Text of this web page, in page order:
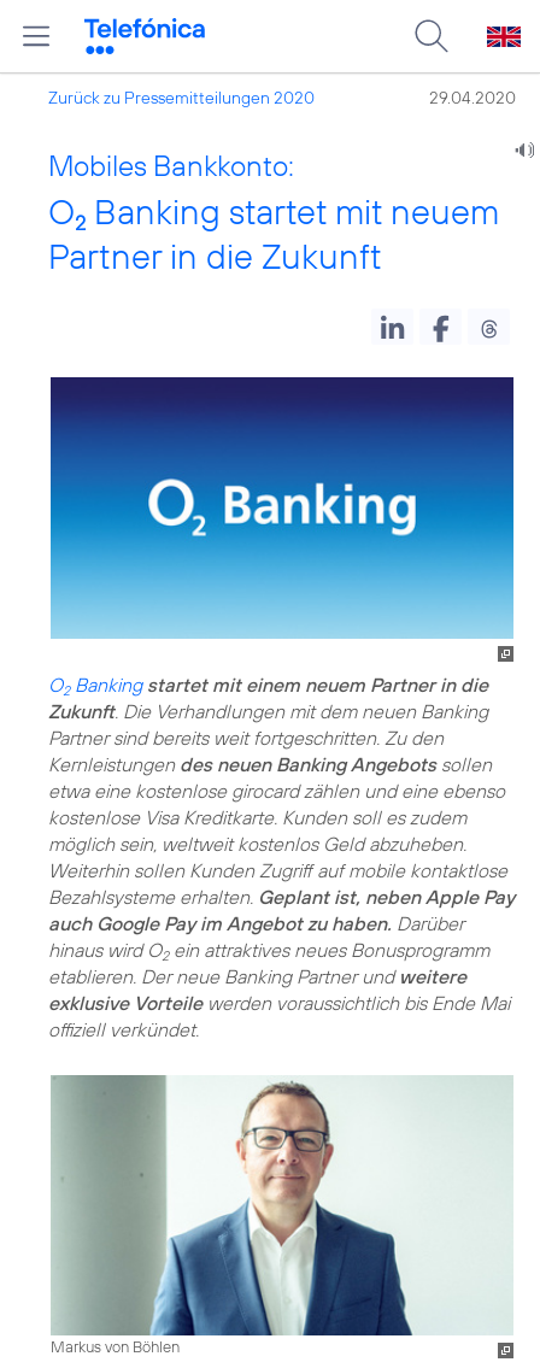
Zurück zu Pressemitteilungen 2020 29.04.2020
Mobiles Bankkonto:
O2 Banking startet mit neuem
Partner in die Zukunft
O2Banking startet mit einem neuem Partner in die
Zukunft. Die Verhandlungen mit dem neuen Banking
Partner sind bereits weit fortgeschritten. Zu den
Kernleistungen des neuen Banking Angebotssollen
etwa eine kostenlose girocard zählen und eine ebenso
kostenlose Visa Kreditkarte. Kunden soll es zudem
möglich sein, weltweit kostenlos Geld abzuheben.
Weiterhin sollen Kunden Zugriff auf mobile kontaktlose
Bezahlsysteme erhalten. Geplant ist, neben Apple Pay
auch Google Pay im Angebot zu haben. Darüber
hinaus wird O2ein attraktives neues Bonusprogramm
etablieren. Der neue Banking Partner und weitere
exklusive Vorteilewerden voraussichtlich bis Ende Mai
offiziell verkündet.
Markus von Böhlen